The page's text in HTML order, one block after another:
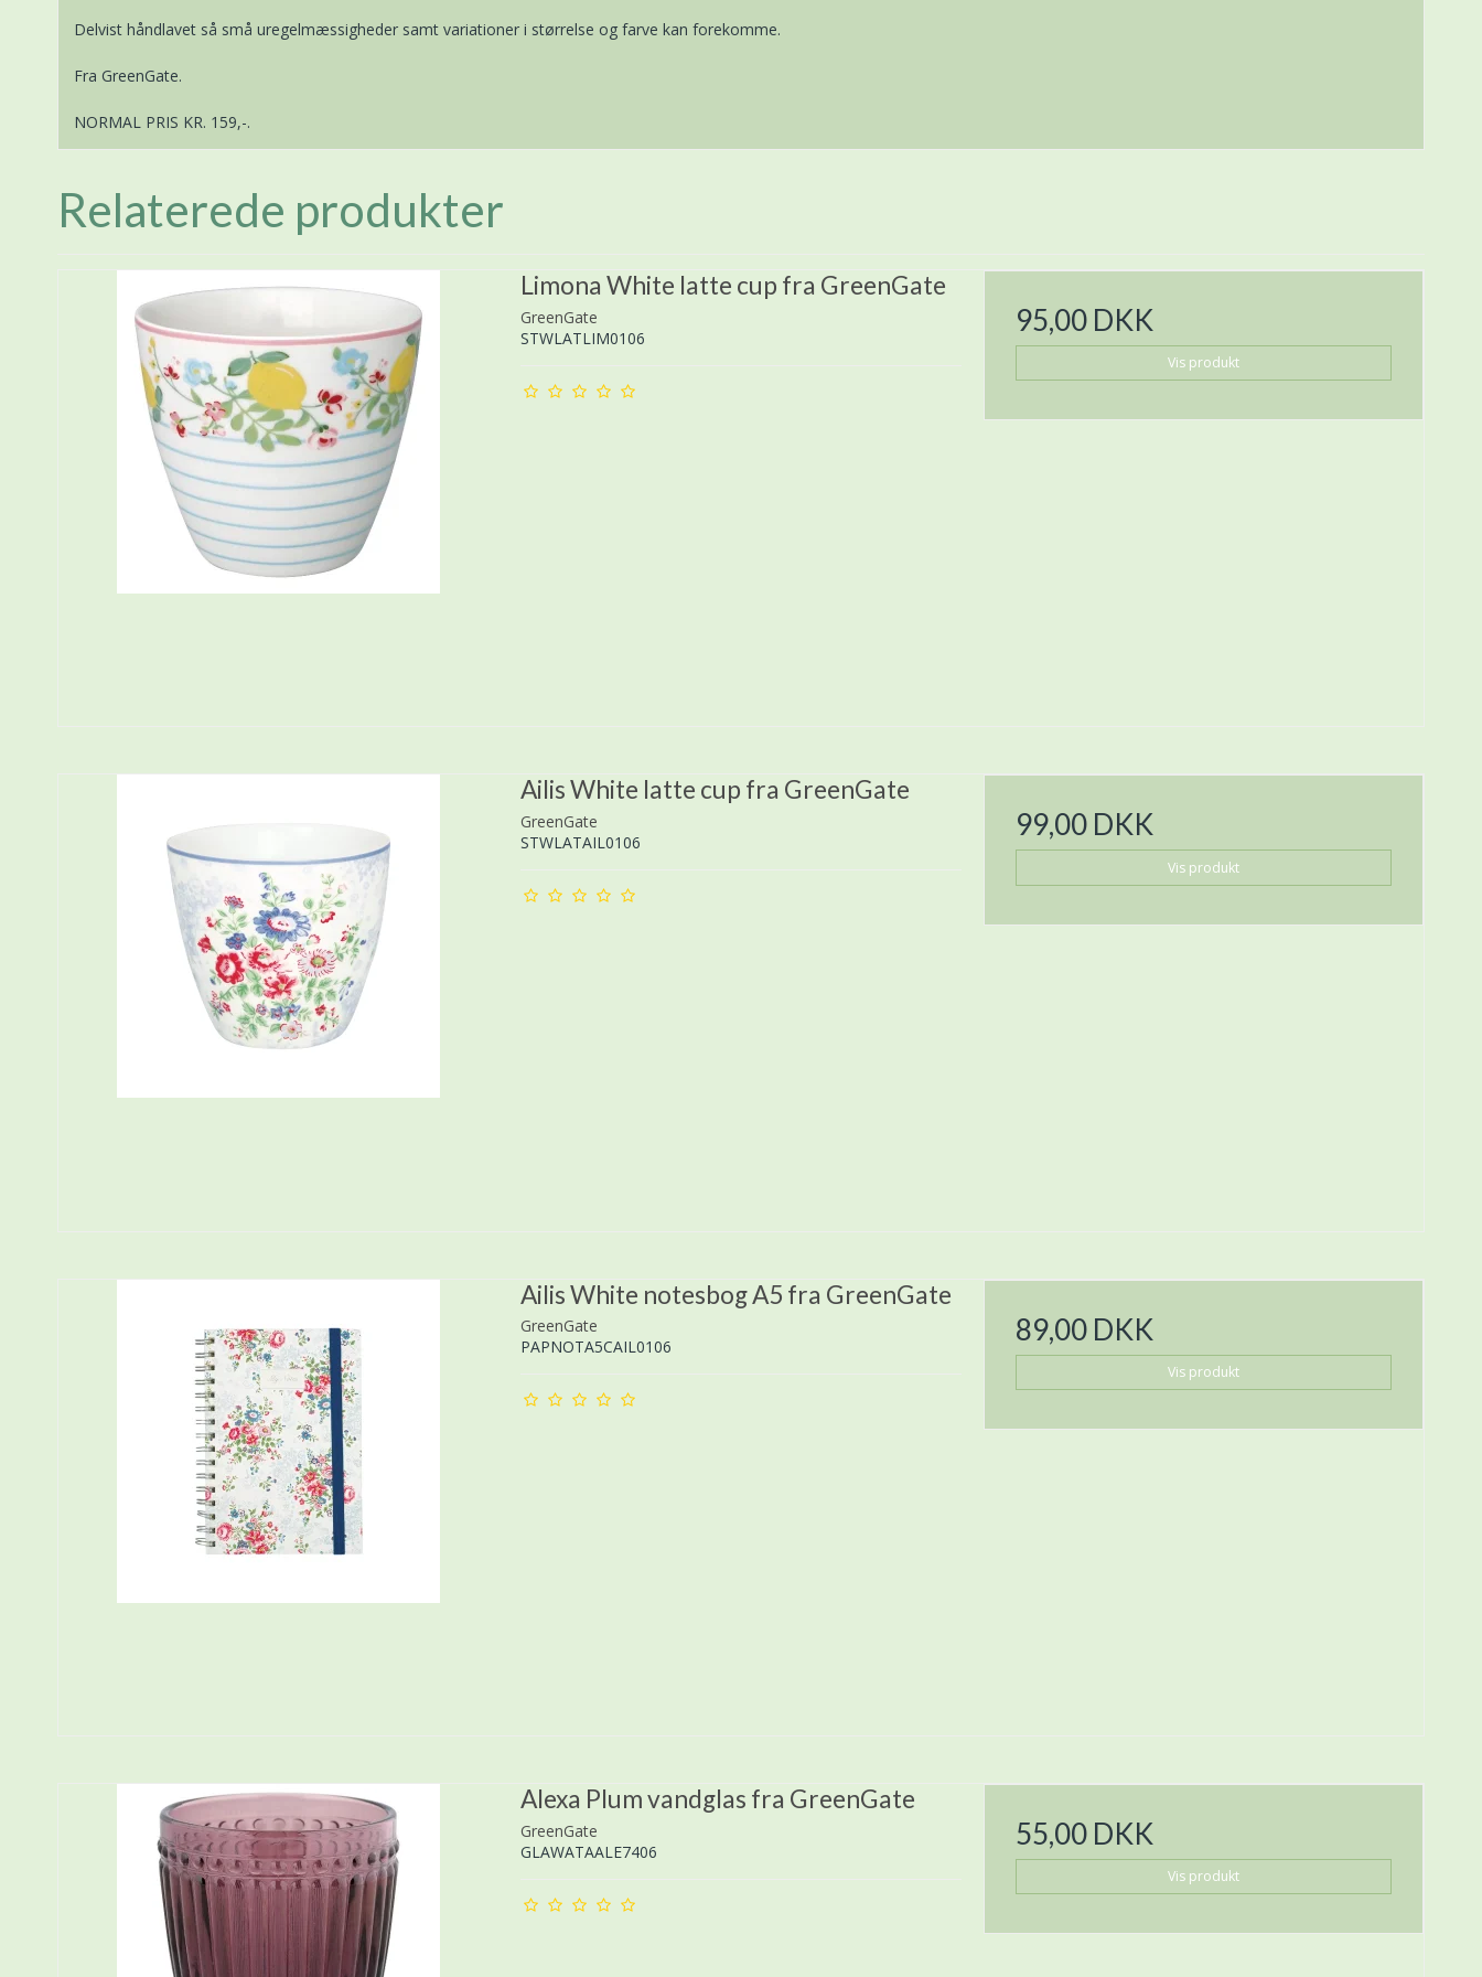
Delvist håndlavet så små uregelmæssigheder samt variationer i størrelse og farve kan forekomme.
Fra GreenGate.
NORMAL PRIS KR. 159,-.
Relaterede produkter
Limona White latte cup fra GreenGate
GreenGate
STWLATLIM0106
95,00 DKK
Vis produkt
Ailis White latte cup fra GreenGate
GreenGate
STWLATAIL0106
99,00 DKK
Vis produkt
Ailis White notesbog A5 fra GreenGate
GreenGate
PAPNOTA5CAIL0106
89,00 DKK
Vis produkt
Alexa Plum vandglas fra GreenGate
GreenGate
GLAWATAALE7406
55,00 DKK
Vis produkt